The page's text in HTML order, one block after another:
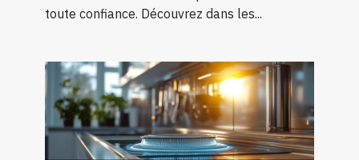
toute confiance. Découvrez dans les...